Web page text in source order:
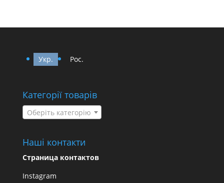
Укр. Рос.
Категорії товарів
Оберіть категорію
Наші контакти
Страница контактов
Instagram